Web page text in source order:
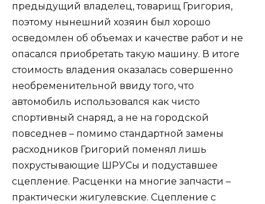
предыдущий владелец, товарищ Григория,
поэтому нынешний хозяин был хорошо
осведомлен об объемах и качестве работ и не
опасался приобретать такую машину. В итоге
стоимость владения оказалась совершенно
необременительной ввиду того, что
автомобиль использовался как чисто
спортивный снаряд, а не на городской
повседнев – помимо стандартной замены
расходников Григорий поменял лишь
похрустывающие ШРУСы и подуставшее
сцепление. Расценки на многие запчасти –
практически жигулевские. Сцепление с